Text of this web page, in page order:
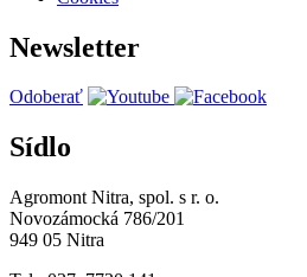
Newsletter
Odoberať
Sídlo
Agromont Nitra, spol. s r. o.
Novozámocká 786/201
949 05 Nitra